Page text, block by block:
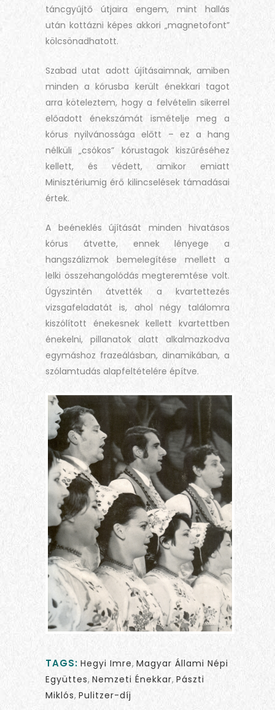
táncgyűjtő útjaira engem, mint hallás
után kottázni képes akkori „magnetofont”
kölcsönadhatott.
Szabad utat adott újításaimnak, amiben
minden a kórusba került énekkari tagot
arra köteleztem, hogy a felvételin sikerrel
előadott énekszámát ismételje meg a
kórus nyilvánossága előtt – ez a hang
nélküli „csókos” kórustagok kiszűréséhez
kellett, és védett, amikor emiatt
Minisztériumig érő kilincselések támadásai
értek.
A beéneklés újítását minden hivatásos
kórus átvette, ennek lényege a
hangszálizmok bemelegítése mellett a
lelki összehangolódás megteremtése volt.
Úgyszintén átvették a kvartettezés
vizsgafeladatát is, ahol négy találomra
kiszólított énekesnek kellett kvartettben
énekelni, pillanatok alatt alkalmazkodva
egymáshoz frazeálásban, dinamikában, a
szólamtudás alapfeltételére építve.
TAGS: Hegyi Imre, Magyar Állami Népi
Együttes, Nemzeti Énekkar, Pászti
Miklós, Pulitzer-díj